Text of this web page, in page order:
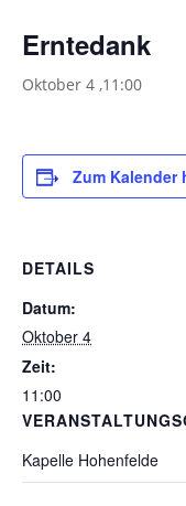
Erntedank
Oktober 4 ,11:00
Zum Kalender
DETAILS
Datum:
Oktober 4
Zeit:
11:00
Kapelle Hohenfelde